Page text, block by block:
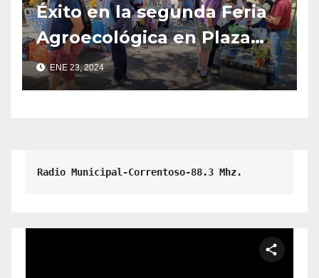
Éxito en la segunda Feria
Agroecológica en Plaza
Pioneros
ENE 23, 2024
Radio Municipal-Correntoso-88.3 Mhz.